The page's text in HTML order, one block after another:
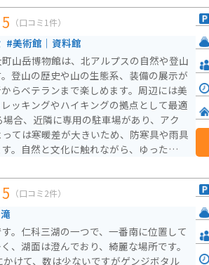
れます。駐車場も広く、安心してバイク
ムなど、
も点在しています。道の駅 さかきたを
満喫するのも良いでしょう。
5 （口コミ1件）
#美術館｜資料館
山岳博物館は、北アルプスの自然や登山
登山の歴史や山の生態系、装備の展示が
らベテランまで楽しめます。周辺には美
ッキングやハイキングの拠点として最適
ては寒暖差が大きいため、防寒具や雨具
。自然と文化に触れながら、ゆったりし
5 （口コミ2件）
。仁科三湖の一つで、一番南に位置して
、湖面は澄んでおり、綺麗な場所です。
けて、数は少ないですがゲンジボタル